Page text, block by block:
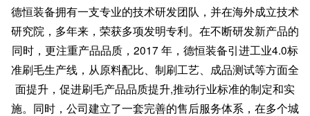
德恒装备拥有一支专业的技术研发团队，并在海外成立技术
研究院，多年来，荣获多项发明专利。在不断研发新产品的
同时，更注重产品品质，2017 年，德恒装备引进工业4.0标
准刷毛生产线，从原料配比、制刷工艺、成品测试等方面全
面提升，促进刷毛产品品质提升,推动行业标准的制定和实
施。同时，公司建立了一套完善的售后服务体系，在多个城